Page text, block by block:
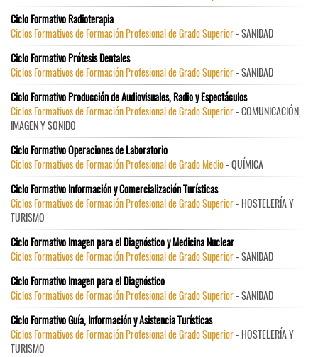
Ciclo Formativo Radioterapia
Ciclos Formativos de Formación Profesional de Grado Superior- SANIDAD
Ciclo Formativo Prótesis Dentales
Ciclos Formativos de Formación Profesional de Grado Superior- SANIDAD
Ciclo Formativo Producción de Audiovisuales, Radio y Espectáculos
Ciclos Formativos de Formación Profesional de Grado Superior- COMUNICACIÓN,
IMAGEN Y SONIDO
Ciclo Formativo Operaciones de Laboratorio
Ciclos Formativos de Formación Profesional de Grado Medio- QUÍMICA
Ciclo Formativo Información y Comercialización Turísticas
Ciclos Formativos de Formación Profesional de Grado Superior- HOSTELERÍA Y
TURISMO
Ciclo Formativo Imagen para el Diagnóstico y Medicina Nuclear
Ciclos Formativos de Formación Profesional de Grado Superior- SANIDAD
Ciclo Formativo Imagen para el Diagnóstico
Ciclos Formativos de Formación Profesional de Grado Superior- SANIDAD
Ciclo Formativo Guía, Información y Asistencia Turísticas
Ciclos Formativos de Formación Profesional de Grado Superior- HOSTELERÍA Y
TURISMO